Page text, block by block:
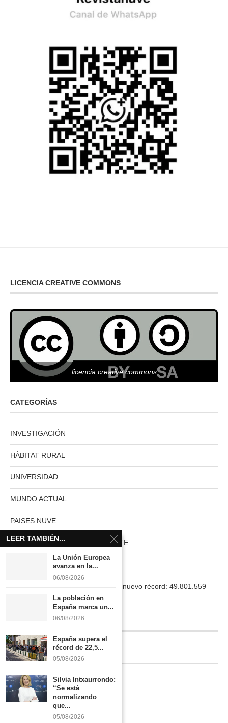
LICENCIA CREATIVE COMMONS
licencia creative commons
CATEGORÍAS
INVESTIGACIÓN
HÁBITAT RURAL
UNIVERSIDAD
MUNDO ACTUAL
PAISES NUVE
HABITAT RURAL AUTOSUFICIENTE
La población en España marca un nuevo récord: 49.801.559
INFORMACIÓN
Quiénes somos
Contacto
Newsletter
Publicidad tarifas
LEER TAMBIÉN...
La Unión Europea
avanza en la...
06/08/2026
La población en
España marca un...
06/08/2026
España supera el
récord de 22,5...
05/08/2026
Silvia Intxaurrondo:
“Se está
normalizando
que...
05/08/2026